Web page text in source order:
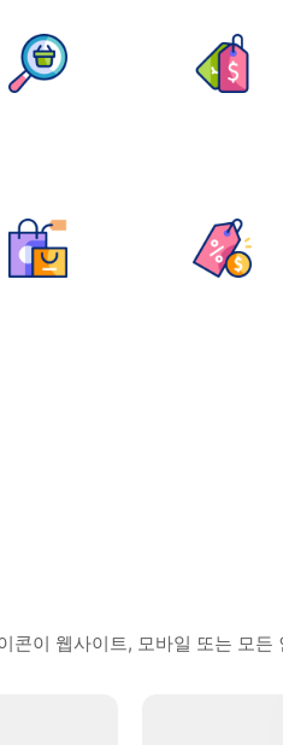
이 웹사이트, 모바일 또는 모